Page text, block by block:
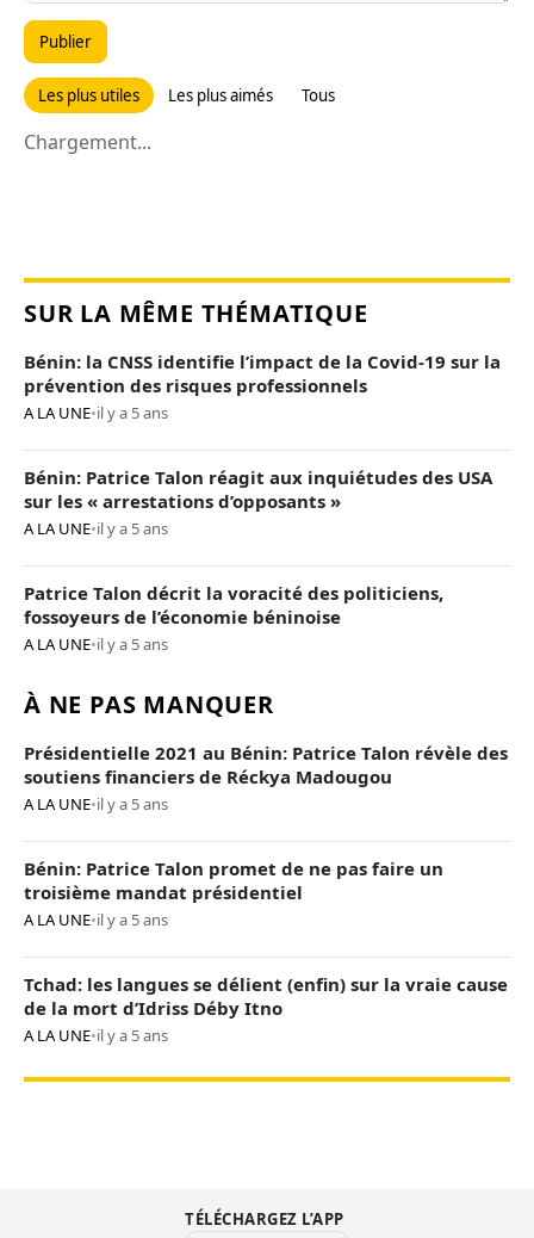
Publier
Les plus utiles Les plus aimés Tous
Chargement...
SUR LA MÊME THÉMATIQUE
Bénin: la CNSS identifie l’impact de la Covid-19 sur la
prévention des risques professionnels
A LA UNE•il y a 5 ans
Bénin: Patrice Talon réagit aux inquiétudes des USA
sur les « arrestations d’opposants »
A LA UNE•il y a 5 ans
Patrice Talon décrit la voracité des politiciens,
fossoyeurs de l’économie béninoise
A LA UNE•il y a 5 ans
À NE PAS MANQUER
Présidentielle 2021 au Bénin: Patrice Talon révèle des
soutiens financiers de Réckya Madougou
A LA UNE•il y a 5 ans
Bénin: Patrice Talon promet de ne pas faire un
troisième mandat présidentiel
A LA UNE•il y a 5 ans
Tchad: les langues se délient (enfin) sur la vraie cause
de la mort d’Idriss Déby Itno
A LA UNE•il y a 5 ans
TÉLÉCHARGEZ L’APP